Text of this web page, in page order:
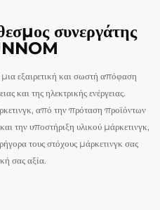
συνεργάτης
εξαιρετική και σωστή απόφαση
και της ηλεκτρικής ενέργειας.
από την πρόταση προϊόντων
την υποστήριξη υλικού μάρκετινγκ,
τους στόχους μάρκετινγκ σας
σας αξία.